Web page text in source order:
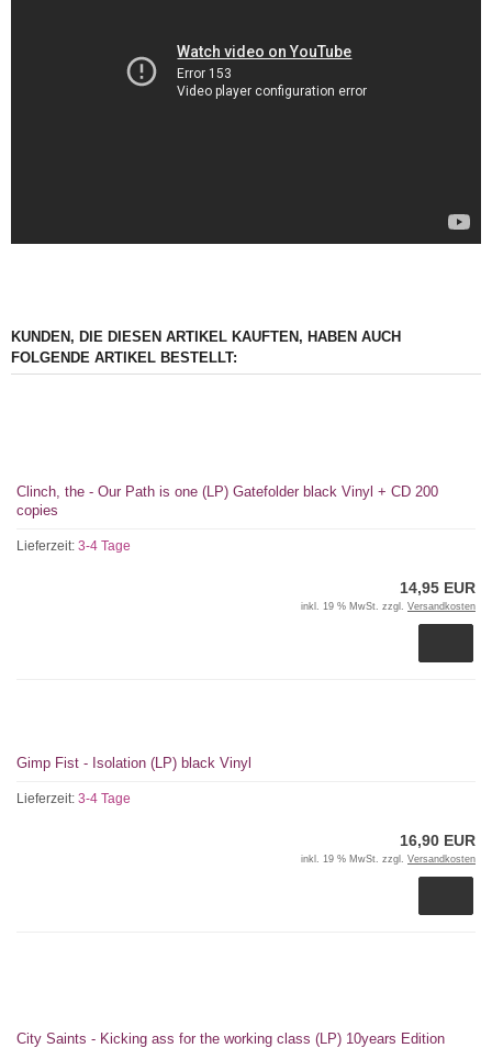
KUNDEN, DIE DIESEN ARTIKEL KAUFTEN, HABEN AUCH
FOLGENDE ARTIKEL BESTELLT:
Clinch, the - Our Path is one (LP) Gatefolder black Vinyl + CD 200
copies
Lieferzeit: 3-4 Tage
14,95 EUR
inkl. 19 % MwSt. zzgl. Versandkosten
Gimp Fist - Isolation (LP) black Vinyl
Lieferzeit: 3-4 Tage
16,90 EUR
inkl. 19 % MwSt. zzgl. Versandkosten
City Saints - Kicking ass for the working class (LP) 10years Edition